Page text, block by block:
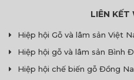
LIÊN KẾT
Hiệp hội Gỗ và lâm sản Việt
Hiệp hội gỗ và lâm sản Bình
Hiệp hội chế biến gỗ Đồng